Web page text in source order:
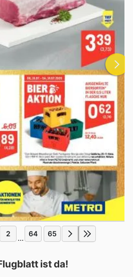
2 ... 64 65
ist da!